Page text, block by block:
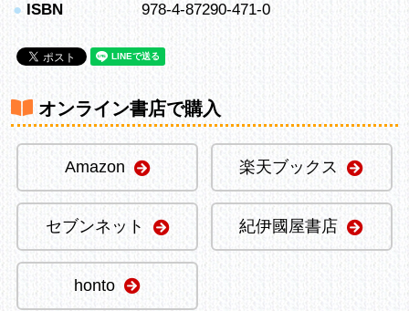
● ISBN 978-4-87290-471-0
オンライン書店で購入
Amazon 楽天ブックス
セブンネット 紀伊國屋書店
honto